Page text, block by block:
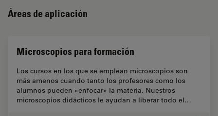
Áreas de aplicación
Microscopios para formación
Los cursos en los que se emplean microscopios son
más amenos cuando tanto los profesores como los
alumnos pueden «enfocar» la materia. Nuestros
microscopios didácticos le ayudan a liberar todo el…